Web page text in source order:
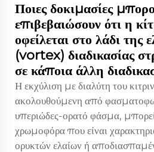
Ποιες δοκιμασίες
επιβεβαιώσουν ότι η
οφείλεται στο λάδι της
(vortex) διαδικασίας
σε κάποια άλλη
Η εκχύλιση με διαλύτη του
ακολουθούμενη από
υπεριώδες-ορατό φάσμα,
χρωμοφόρα που είναι
ορυκτών ελαίων ή